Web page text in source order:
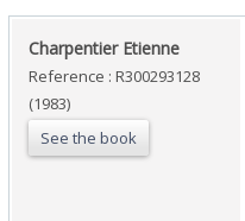
‎Charpentier Etienne‎
Reference : R300293128
(1983)
See the book